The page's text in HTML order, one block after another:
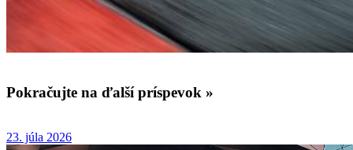
Pokračujte na ďalší príspevok »
23. júla 2026